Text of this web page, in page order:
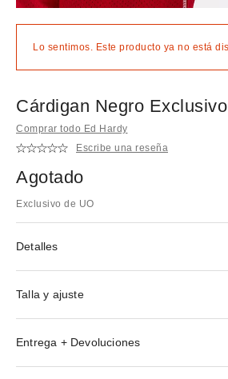
Lo sentimos. Este producto ya no está
Cárdigan Negro
Comprar todo Ed Hardy
Escribe una reseña
Agotado
Exclusivo de UO
Detalles
Talla y ajuste
Entrega + Devoluciones